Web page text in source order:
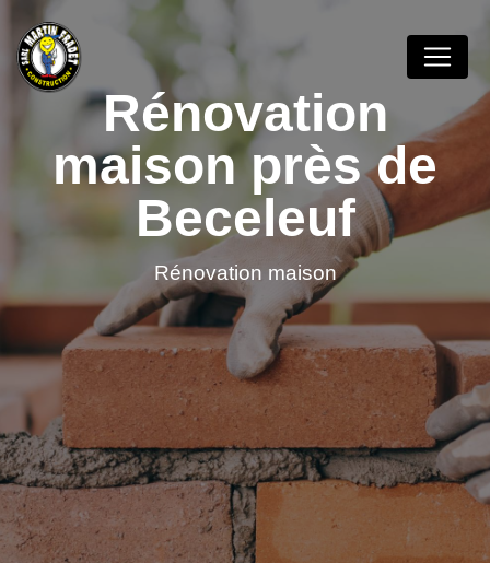
Rénovation
maison près de
Beceleuf
Rénovation maison
Panneau de gestion des cookies